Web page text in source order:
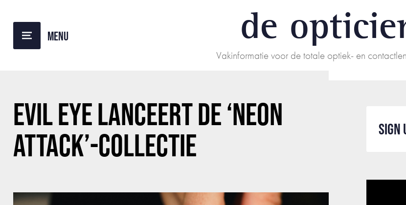
de
Vakinformatie voor de totale optiek- en
EVIL EYE LANCEERT DE ‘NEON
ATTACK’-COLLECTIE
SIGN